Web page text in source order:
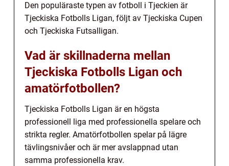
Den populäraste typen av fotboll i Tjeckien är
Tjeckiska Fotbolls Ligan, följt av Tjeckiska Cupen
och Tjeckiska Futsalligan.
Vad är skillnaderna mellan
Tjeckiska Fotbolls Ligan och
amatörfotbollen?
Tjeckiska Fotbolls Ligan är en högsta
professionell liga med professionella spelare och
strikta regler. Amatörfotbollen spelar på lägre
tävlingsnivåer och är mer avslappnad utan
samma professionella krav.